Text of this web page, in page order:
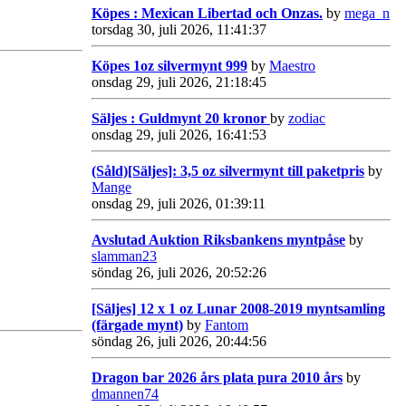
Köpes : Mexican Libertad och Onzas. by mega_n
torsdag 30, juli 2026, 11:41:37
Köpes 1oz silvermynt 999 by Maestro
onsdag 29, juli 2026, 21:18:45
Säljes : Guldmynt 20 kronor by zodiac
onsdag 29, juli 2026, 16:41:53
(Såld)[Säljes]: 3,5 oz silvermynt till paketpris by
Mange
onsdag 29, juli 2026, 01:39:11
Avslutad Auktion Riksbankens myntpåse by
slamman23
söndag 26, juli 2026, 20:52:26
[Säljes] 12 x 1 oz Lunar 2008-2019 myntsamling
(färgade mynt) by Fantom
söndag 26, juli 2026, 20:44:56
Dragon bar 2026 års plata pura 2010 års by
dmannen74